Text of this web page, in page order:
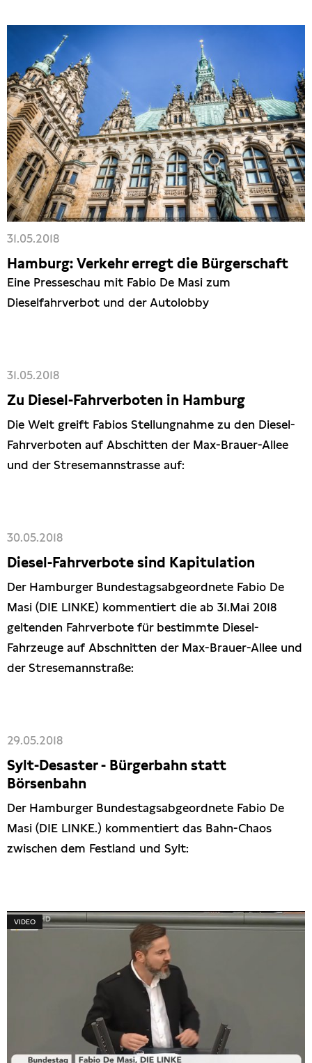
31.05.2018
Hamburg: Verkehr erregt die Bürgerschaft
Eine Presseschau mit Fabio De Masi zum
Dieselfahrverbot und der Autolobby
31.05.2018
Zu Diesel-Fahrverboten in Hamburg
Die Welt greift Fabios Stellungnahme zu den Diesel-
Fahrverboten auf Abschitten der Max-Brauer-Allee
und der Stresemannstrasse auf:
30.05.2018
Diesel-Fahrverbote sind Kapitulation
Der Hamburger Bundestagsabgeordnete Fabio De
Masi (DIE LINKE) kommentiert die ab 31.Mai 2018
geltenden Fahrverbote für bestimmte Diesel-
Fahrzeuge auf Abschnitten der Max-Brauer-Allee und
der Stresemannstraße:
29.05.2018
Sylt-Desaster - Bürgerbahn statt
Börsenbahn
Der Hamburger Bundestagsabgeordnete Fabio De
Masi (DIE LINKE.) kommentiert das Bahn-Chaos
zwischen dem Festland und Sylt:
VIDEO